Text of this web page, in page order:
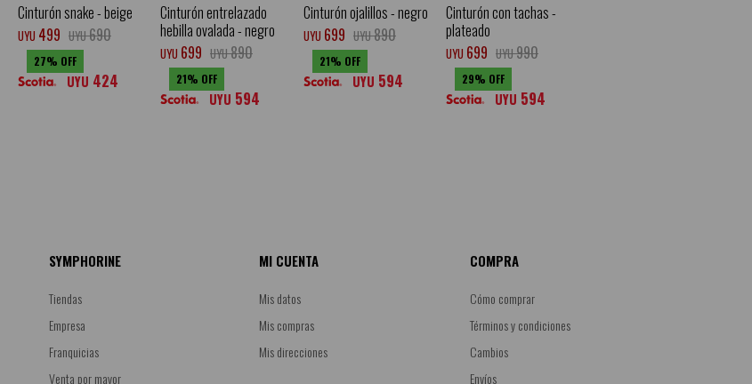
Cinturón snake - beige
UYU 499 UYU690
27
UYU 424
Cinturón entrelazado
hebilla ovalada - negro
UYU 699 UYU890
21
UYU 594
Cinturón ojalillos - negro
UYU 699 UYU890
21
UYU 594
Cinturón con tachas -
plateado
UYU 699 UYU990
29
UYU 594
SYMPHORINE
Tiendas
Empresa
Franquicias
Venta por mayor
MI CUENTA
Mis datos
Mis compras
Mis direcciones
COMPRA
Cómo comprar
Términos y condiciones
Cambios
Envíos